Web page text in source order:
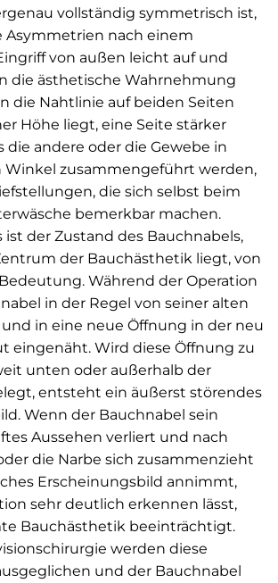
vollständig symmetrisch ist,
Asymmetrien nach einem
von außen leicht auf und
die ästhetische Wahrnehmung
die Nahtlinie auf beiden Seiten
Höhe liegt, eine Seite stärker
die andere oder die Gewebe in
Winkel zusammengeführt werden,
die sich selbst beim
bemerkbar machen.
ist der Zustand des Bauchnabels,
der Bauchästhetik liegt, von
Während der Operation
in der Regel von seiner alten
in eine neue Öffnung in der neu
eingenäht. Wird diese Öffnung zu
unten oder außerhalb der
entsteht ein äußerst störendes
Wenn der Bauchnabel sein
Aussehen verliert und nach
die Narbe sich zusammenzieht
Erscheinungsbild annimmt,
sehr deutlich erkennen lässt,
Bauchästhetik beeinträchtigt.
werden diese
und der Bauchnabel